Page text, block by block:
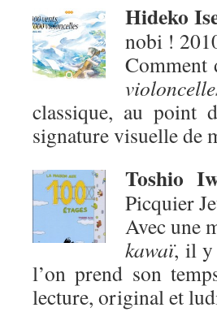
Hideko
nobi !
Comment
classique, au point
signature visuelle de
Toshio
Picquier
Avec une
kawaï, il y
l’on prend son
lecture, original et